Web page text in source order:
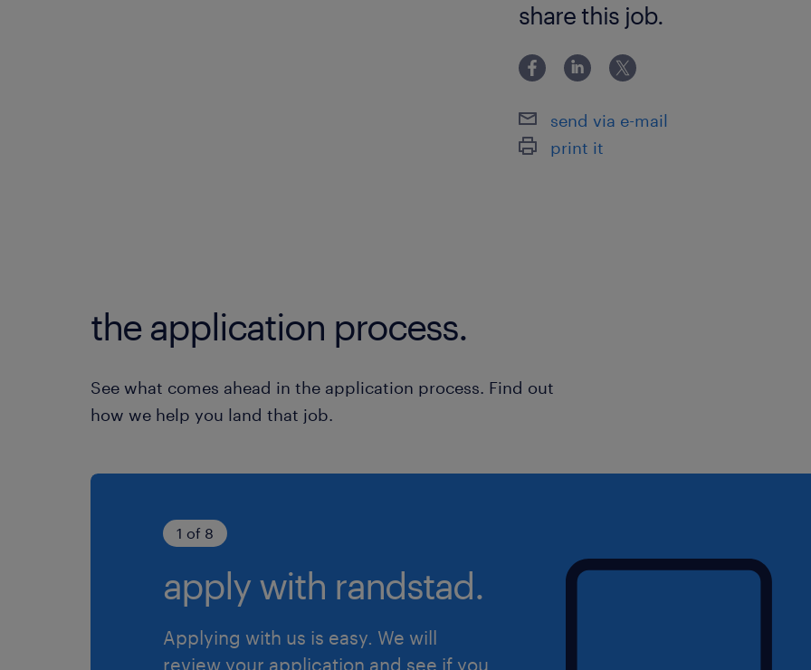
力）できる方
share this job.
send via e-mail
print it
the application process.
See what comes ahead in the application process. Find out
how we help you land that job.
1 of 8
apply with randstad.
Applying with us is easy. We will
review your application and see if you